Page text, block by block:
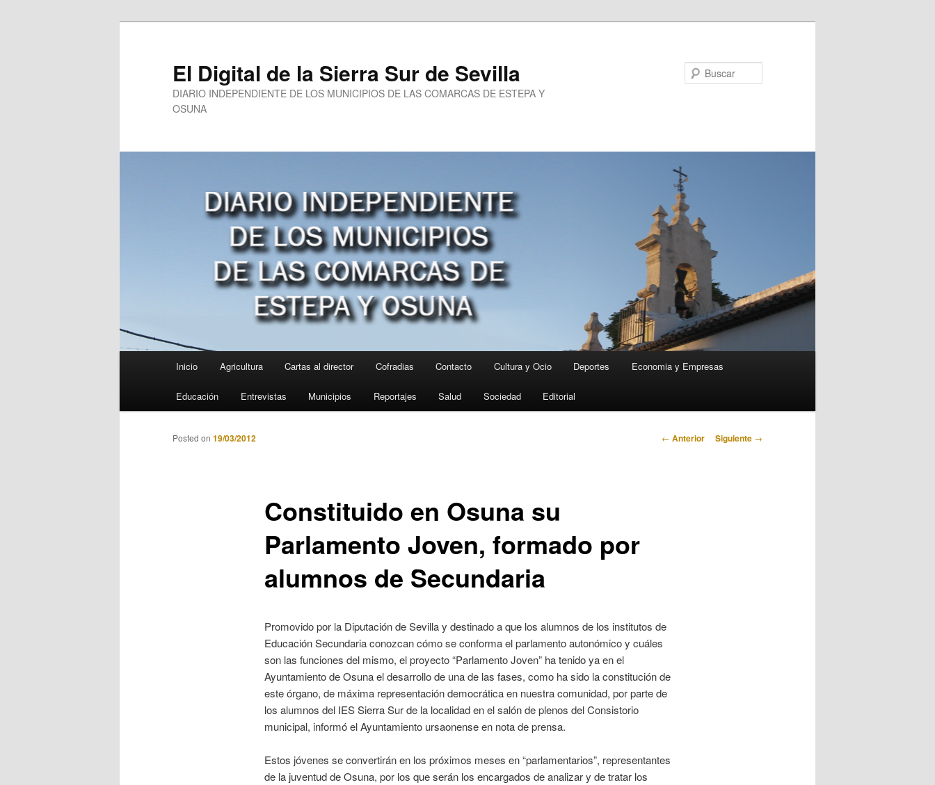
El Digital de la Sierra Sur de Sevilla
DIARIO INDEPENDIENTE DE LOS MUNICIPIOS DE LAS COMARCAS DE ESTEPA Y
OSUNA
Inicio Agricultura Cartas al director Cofradias Contacto Cultura y Ocio Deportes Economia y Empresas
Educación Entrevistas Municipios Reportajes Salud Sociedad Editorial
Navegación
← Anterior Siguiente →
Constituido en Osuna su
Parlamento Joven, formado por
alumnos de Secundaria
Posted on 19/03/2012
Promovido por la Diputación de Sevilla y destinado a que los alumnos de los institutos de
Educación Secundaria conozcan cómo se conforma el parlamento autonómico y cuáles
son las funciones del mismo, el proyecto “Parlamento Joven” ha tenido ya en el
Ayuntamiento de Osuna el desarrollo de una de las fases, como ha sido la constitución de
este órgano, de máxima representación democrática en nuestra comunidad, por parte de
los alumnos del IES Sierra Sur de la localidad en el salón de plenos del Consistorio
municipal, informó el Ayuntamiento ursaonense en nota de prensa.
Estos jóvenes se convertirán en los próximos meses en “parlamentarios”, representantes
de la juventud de Osuna, por los que serán los encargados de analizar y de tratar los